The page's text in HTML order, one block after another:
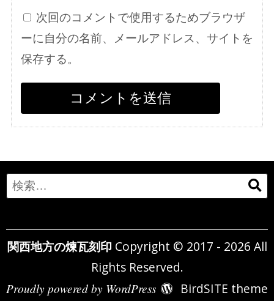
次回のコメントで使用するためブラウザ
ーに自分の名前、メールアドレス、サイトを
保存する。
Search
for:
関西地方の煉瓦刻印 Copyright © 2017 - 2026 All
Rights Reserved.
Proudly powered by WordPress BirdSITE theme